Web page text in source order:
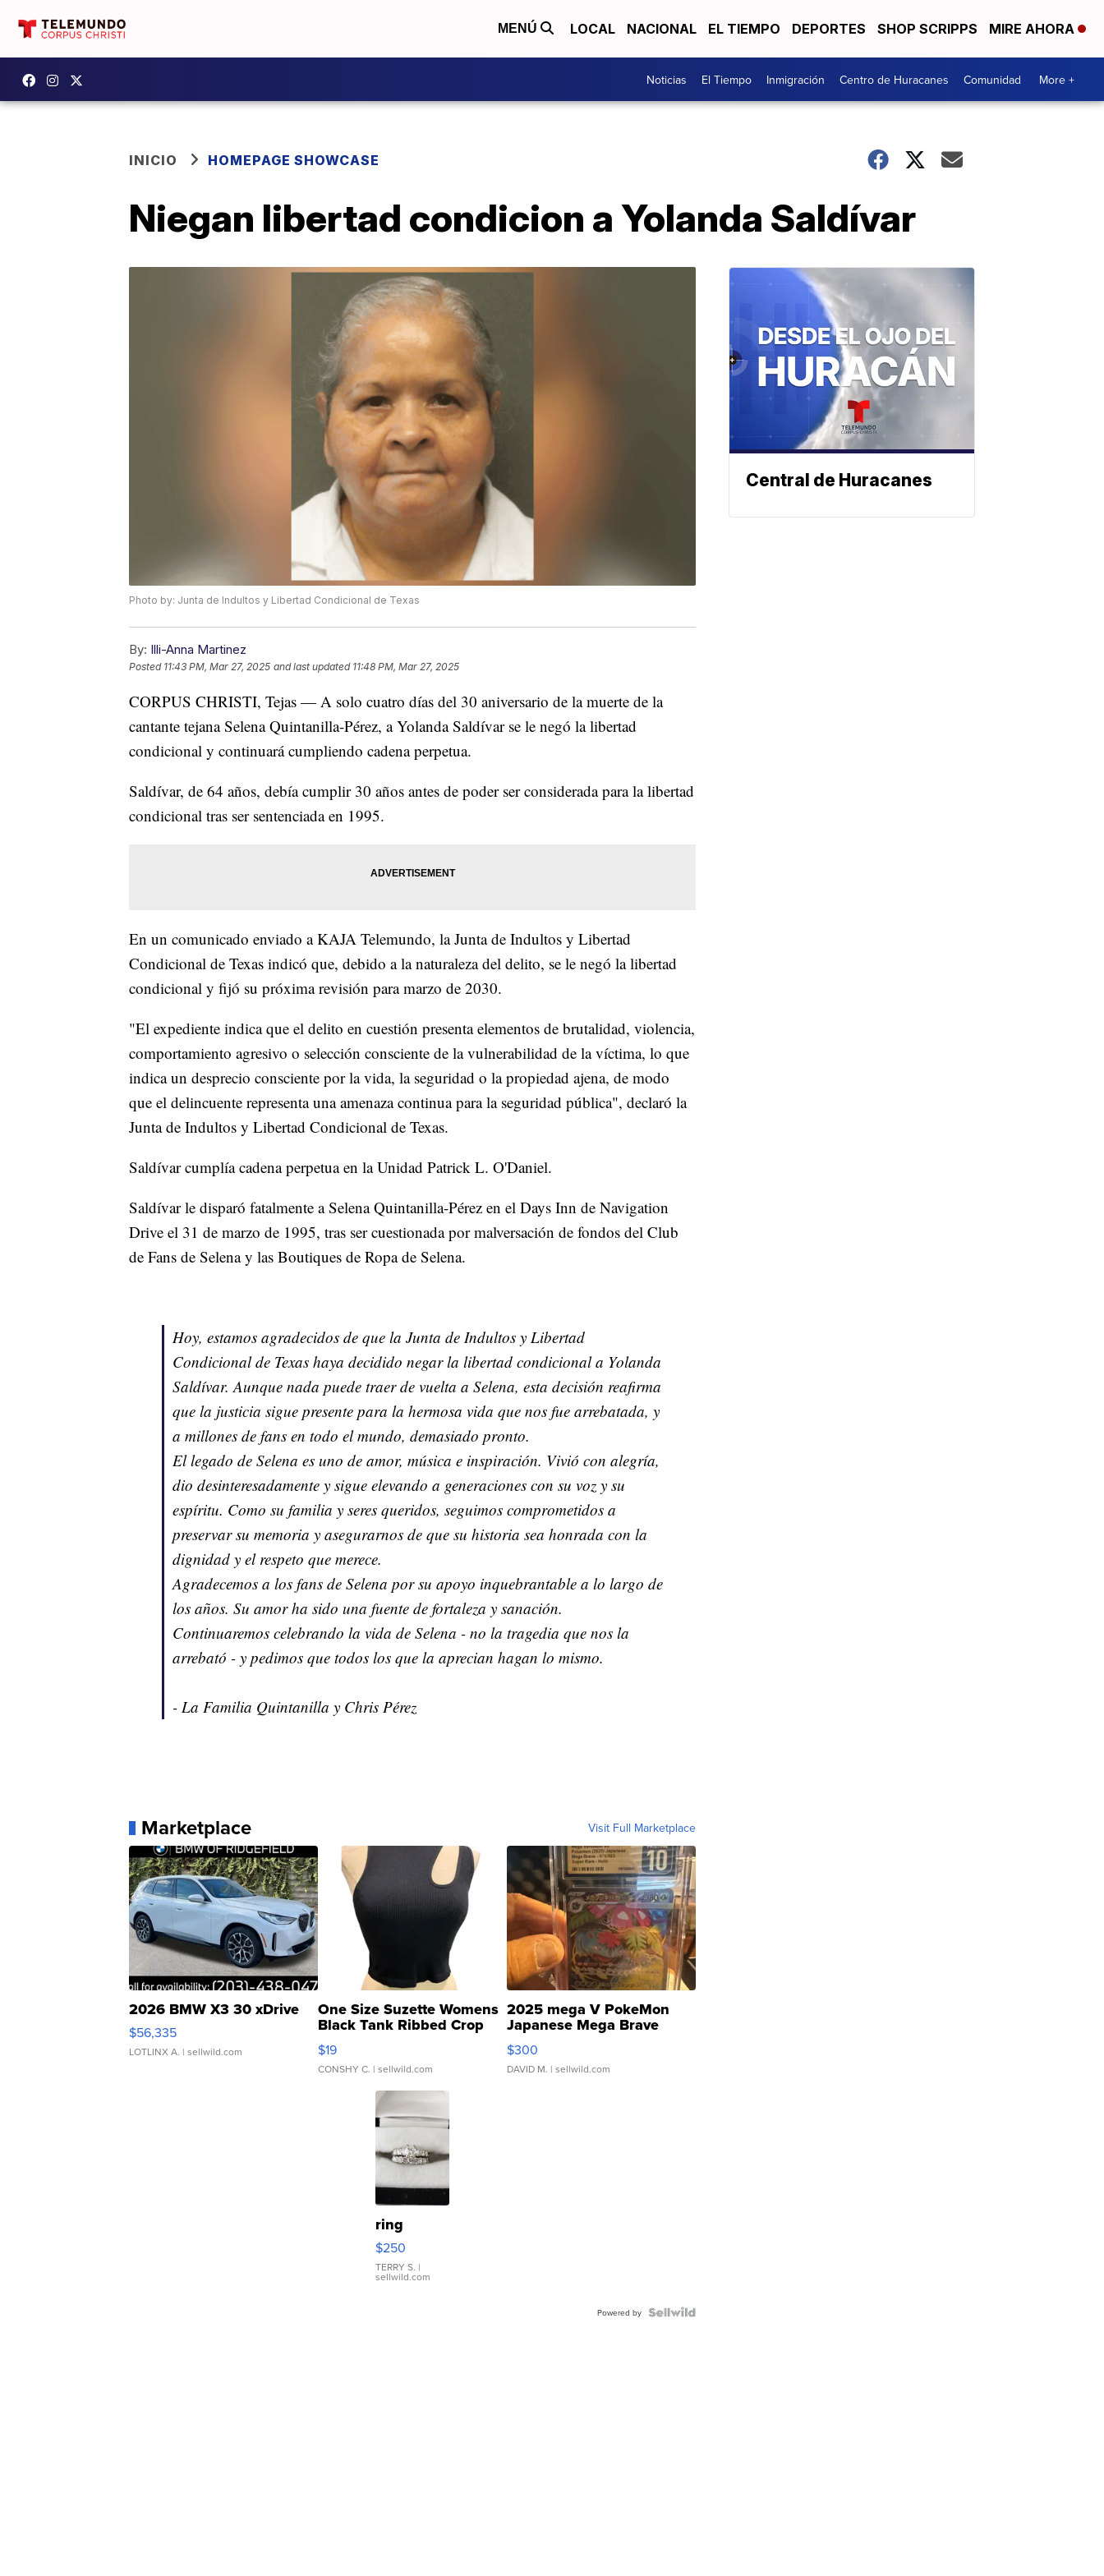
MENÚ LOCAL NACIONAL EL TIEMPO DEPORTES SHOP SCRIPPS MIRE AHORA
Noticias El Tiempo Inmigración Centro de Huracanes Comunidad More +
INICIO HOMEPAGE SHOWCASE
Niegan libertad condicion a Yolanda Saldívar
Photo by: Junta de Indultos y Libertad Condicional de Texas
By: Illi-Anna Martinez
Posted 11:43 PM, Mar 27, 2025 and last updated 11:48 PM, Mar 27, 2025
CORPUS CHRISTI, Tejas — A solo cuatro días del 30 aniversario de la muerte de la
cantante tejana Selena Quintanilla-Pérez, a Yolanda Saldívar se le negó la libertad
condicional y continuará cumpliendo cadena perpetua.
Saldívar, de 64 años, debía cumplir 30 años antes de poder ser considerada para la libertad
condicional tras ser sentenciada en 1995.
En un comunicado enviado a KAJA Telemundo, la Junta de Indultos y Libertad
Condicional de Texas indicó que, debido a la naturaleza del delito, se le negó la libertad
condicional y fijó su próxima revisión para marzo de 2030.
"El expediente indica que el delito en cuestión presenta elementos de brutalidad, violencia,
comportamiento agresivo o selección consciente de la vulnerabilidad de la víctima, lo que
indica un desprecio consciente por la vida, la seguridad o la propiedad ajena, de modo
que el delincuente representa una amenaza continua para la seguridad pública", declaró la
Junta de Indultos y Libertad Condicional de Texas.
Saldívar cumplía cadena perpetua en la Unidad Patrick L. O'Daniel.
Saldívar le disparó fatalmente a Selena Quintanilla-Pérez en el Days Inn de Navigation
Drive el 31 de marzo de 1995, tras ser cuestionada por malversación de fondos del Club
de Fans de Selena y las Boutiques de Ropa de Selena.
Hoy, estamos agradecidos de que la Junta de Indultos y Libertad
Condicional de Texas haya decidido negar la libertad condicional a Yolanda
Saldívar. Aunque nada puede traer de vuelta a Selena, esta decisión reafirma
que la justicia sigue presente para la hermosa vida que nos fue arrebatada, y
a millones de fans en todo el mundo, demasiado pronto.
El legado de Selena es uno de amor, música e inspiración. Vivió con alegría,
dio desinteresadamente y sigue elevando a generaciones con su voz y su
espíritu. Como su familia y seres queridos, seguimos comprometidos a
preservar su memoria y asegurarnos de que su historia sea honrada con la
dignidad y el respeto que merece.
Agradecemos a los fans de Selena por su apoyo inquebrantable a lo largo de
los años. Su amor ha sido una fuente de fortaleza y sanación.
Continuaremos celebrando la vida de Selena - no la tragedia que nos la
arrebató - y pedimos que todos los que la aprecian hagan lo mismo.
- La Familia Quintanilla y Chris Pérez
Marketplace Visit Full Marketplace
2026 BMW X3 30 xDrive
$56,335
LOTLINX A. | sellwild.com
One Size Suzette Womens
Black Tank Ribbed Crop
Asymmetrical ...
$19
CONSHY C. | sellwild.com
2025 mega V PokeMon
Japanese Mega Brave
076/063 Super Rare H...
$300
DAVID M. | sellwild.com
ring
$250
TERRY S. |
sellwild.com
Powered by
Central de Huracanes